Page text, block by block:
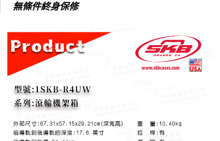
無條件終身保修